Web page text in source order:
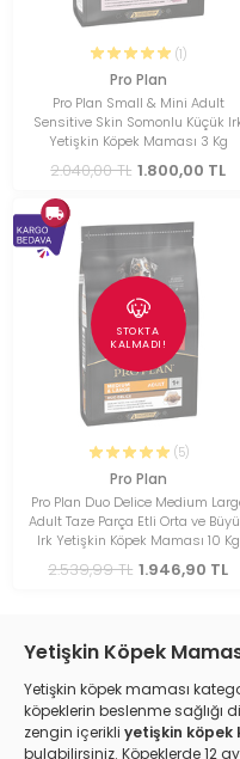
(1)
Pro Plan
Pro Plan Small & Mini Adult
Sensitive Skin Somonlu Küçük
Yetişkin Köpek Maması 3 Kg
2.040,00 TL 1.800,00 TL
STOKTA
KALMADI!
(5)
Pro Plan
Pro Plan Duo Delice Medium
Adult Taze Parça Etli Orta ve
Irk Yetişkin Köpek Maması 10 Kg
2.539,99 TL 1.946,90 TL
Yetişkin Köpek
Yetişkin köpek maması
köpeklerin beslenme sağlığı
zengin içerikli yetişkin köpek
bulabilirsiniz. Köpeklerde 12